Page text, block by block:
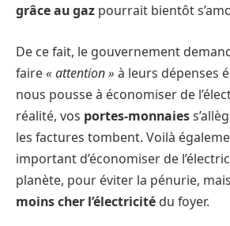
grâce au gaz pourrait bientôt
De ce fait, le gouvernement
faire« attention » à leurs dépenses
nous pousse à économiser de
réalité, vos portes-monnaies
les factures tombent. Voilà
important d’économiser de
planète, pour éviter la pénurie,
moins cher l’électricité du foyer.